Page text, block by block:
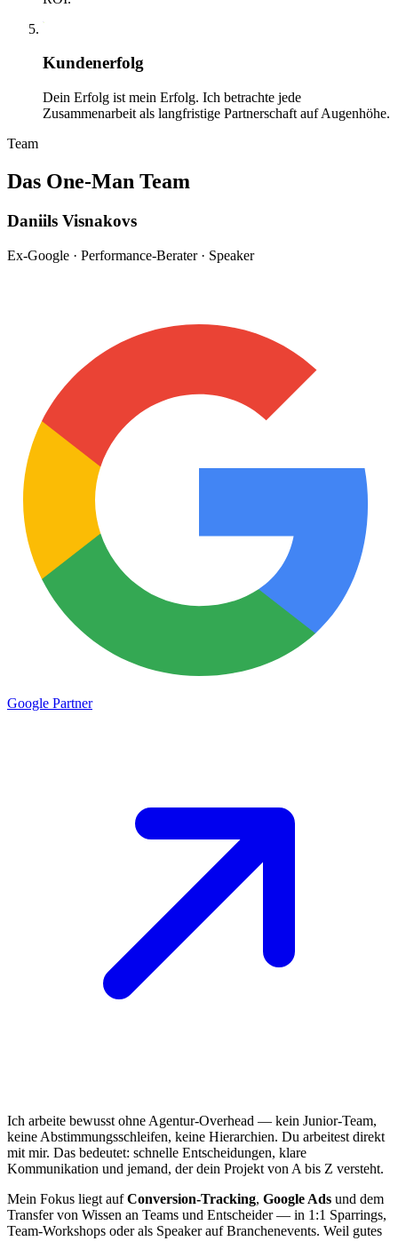
Kundenerfolg
Dein Erfolg ist mein Erfolg. Ich betrachte jede
Zusammenarbeit als langfristige Partnerschaft auf Augenhöhe.
Team
Das One-Man Team
Daniils Visnakovs
Ex-Google · Performance-Berater · Speaker
Google Partner
Ich arbeite bewusst ohne Agentur-Overhead — kein Junior-Team,
keine Abstimmungsschleifen, keine Hierarchien. Du arbeitest direkt
mit mir. Das bedeutet: schnelle Entscheidungen, klare
Kommunikation und jemand, der dein Projekt von A bis Z versteht.
Mein Fokus liegt aufConversion-Tracking, Google Ads und dem
Transfer von Wissen an Teams und Entscheider — in 1:1 Sparrings,
Team-Workshops oder als Speaker auf Branchenevents. Weil gutes